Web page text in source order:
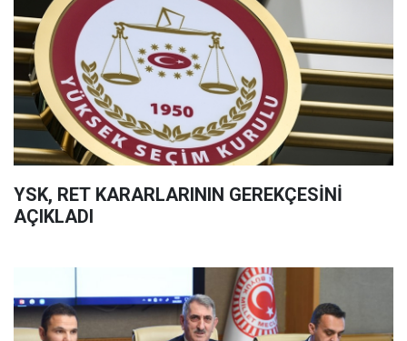
YSK, RET KARARLARININ GEREKÇESİNİ
AÇIKLADI